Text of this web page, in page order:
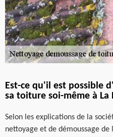
Est-ce qu'il est possible
sa toiture soi-même à La
Selon les explications de la
nettoyage et de démoussage